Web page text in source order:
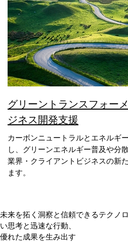
グリーントランスフォー
ジネス開発支援
カーボンニュートラルとエネルギ
し、グリーンエネルギー普及や分
業界・クライアントビジネスの新
ます。
未来を拓く洞察と信頼できるテクノ
い思考と迅速な行動、
優れた成果を生み出す